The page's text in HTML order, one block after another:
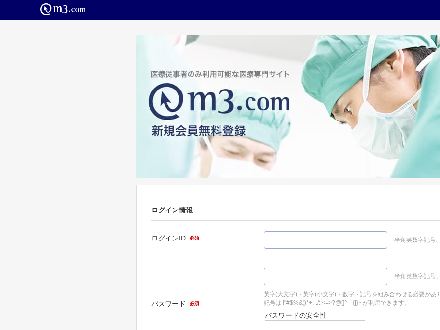
ログイン情報
ログインID 必須 半角英数字記号
パスワード 必須
半角英数字記号
英字(大文字)・英字(小文字)・数字・記号を組み合わせる必要があ
記号は !"#$%&()*+,-./:;<=>?@[]^_`{|}~ が利用できます。
パスワードの安全性